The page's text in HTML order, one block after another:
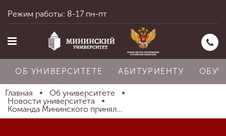
Главная
Режим работы: 8-17 пн-пт
ОБ УНИВЕРСИТЕТЕ АБИТУРИЕНТУ
Главная
Об университете
Новости университета
Команда Мининского принял...